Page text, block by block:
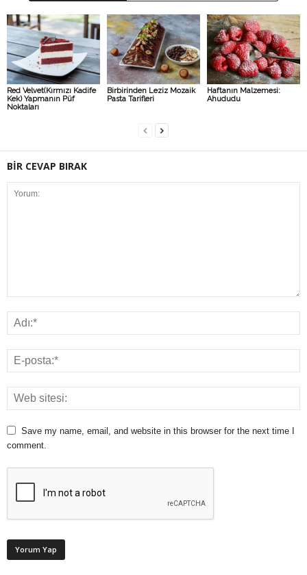
Red Velvet(Kırmızı Kadife
Kek) Yapmanın Püf
Noktaları
Birbirinden Leziz Mozaik
Pasta Tarifleri
Haftanın Malzemesi:
Ahududu
BİR CEVAP BIRAK
Save my name, email, and website in this browser for the next time I
comment.